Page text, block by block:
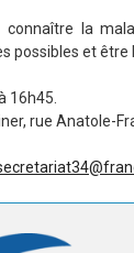
connaître la
possibles et être
16h45.
rue Anatole-